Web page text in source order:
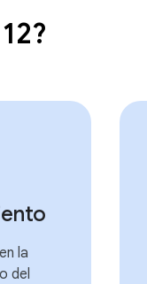
la
del